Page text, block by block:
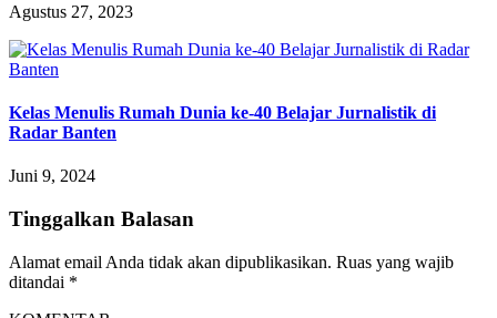
Agustus 27, 2023
Kelas Menulis Rumah Dunia ke-40 Belajar Jurnalistik di
Radar Banten
Juni 9, 2024
Tinggalkan Balasan
Alamat email Anda tidak akan dipublikasikan. Ruas yang wajib
ditandai *